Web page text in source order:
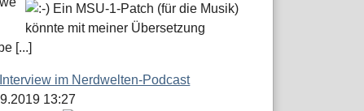
Ein MSU-1-Patch (für die Musik)
könnte mit meiner Übersetzung
[...]
Interview im Nerdwelten-Podcast
13:27